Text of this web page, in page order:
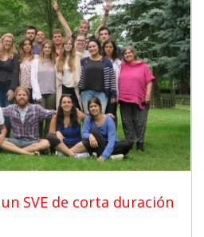
SVE de corta duración